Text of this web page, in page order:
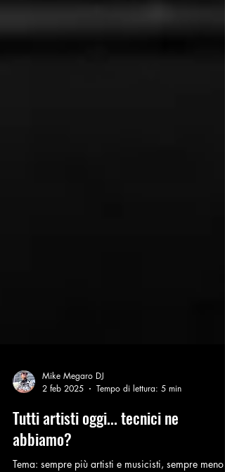
2 feb 2025
Tempo di lettura: 5 min
Tutti artisti oggi... tecnici ne
abbiamo?